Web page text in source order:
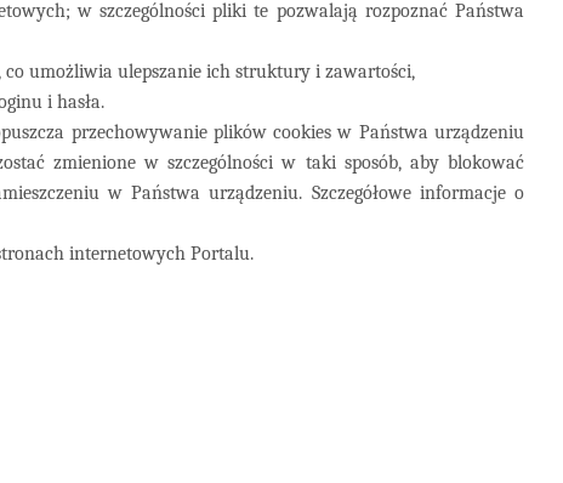
w szczególności pliki te pozwalają rozpoznać Państwa
umożliwia ulepszanie ich struktury i zawartości,
i hasła.
przechowywanie plików cookies w Państwa urządzeniu
zmienione w szczególności w taki sposób, aby blokować
w Państwa urządzeniu. Szczegółowe informacje o
internetowych Portalu.